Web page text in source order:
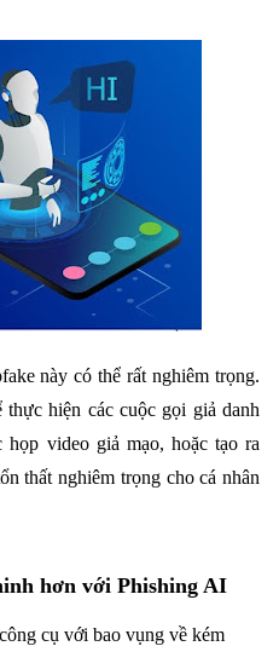
này có thể rất nghiêm trọng.
hiện các cuộc gọi giả danh
video giả mạo, hoặc tạo ra
thất nghiêm trọng cho cá nhân
hơn với Phishing AI
cụ với bao vụng về kém